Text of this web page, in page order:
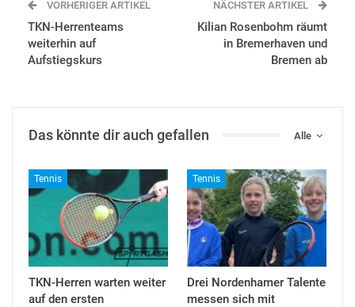
VORHERIGER ARTIKEL
TKN-Herrenteams
weiterhin auf
Aufstiegskurs
NÄCHSTER ARTIKEL
Kilian Rosenbohm räumt
in Bremerhaven und
Bremen ab
Alle
Das könnte dir auch gefallen
Tennis
TKN-Herren warten weiter
auf den ersten
Tennis
Drei Nordenhamer Talente
messen sich mit